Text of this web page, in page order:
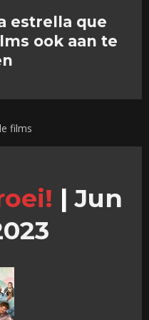
estrella que
ook aan te
films
| Jun